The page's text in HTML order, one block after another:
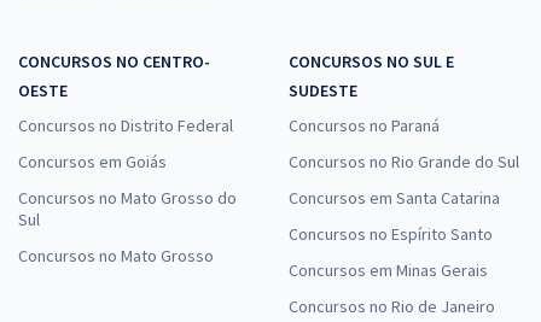
CONCURSOS NO CENTRO-
OESTE
Concursos no Distrito Federal
Concursos em Goiás
Concursos no Mato Grosso do
Sul
Concursos no Mato Grosso
CONCURSOS NO SUL E
SUDESTE
Concursos no Paraná
Concursos no Rio Grande do Sul
Concursos em Santa Catarina
Concursos no Espírito Santo
Concursos em Minas Gerais
Concursos no Rio de Janeiro